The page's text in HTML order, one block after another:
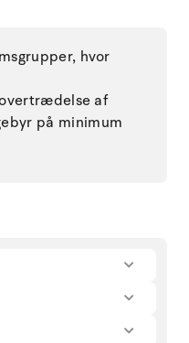
hvor
af
på minimum